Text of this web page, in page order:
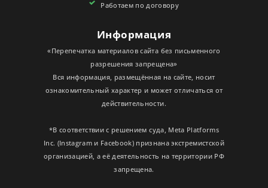
Работаем по договору
Информация
«Перепечатка материалов сайта без письменного
разрешения запрещена»
Вся информация, размещённая на сайте, носит
ознакомительный характер и может отличаться от
действительности.
*В соответствии с решением суда, Meta Platforms
Inc. (Instagram и Facebook) признана экстремистской
организацией, а её деятельность на территории РФ
запрещена.